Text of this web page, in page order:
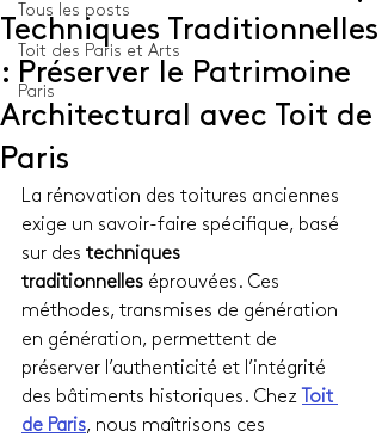
Tous les posts
Toit des Paris et Arts
Paris
Techniques Traditionnelles
: Préserver le Patrimoine
Architectural avec Toit de
Paris
La rénovation des toitures anciennes
exige un savoir-faire spécifique, basé
sur des techniques
traditionnelles éprouvées. Ces
méthodes, transmises de génération
en génération, permettent de
préserver l’authenticité et l’intégrité
des bâtiments historiques. Chez
Toit
de Paris, nous maîtrisons ces